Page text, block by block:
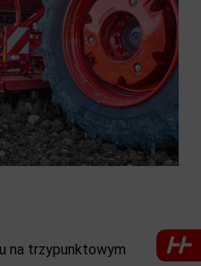
na trzypunktowym